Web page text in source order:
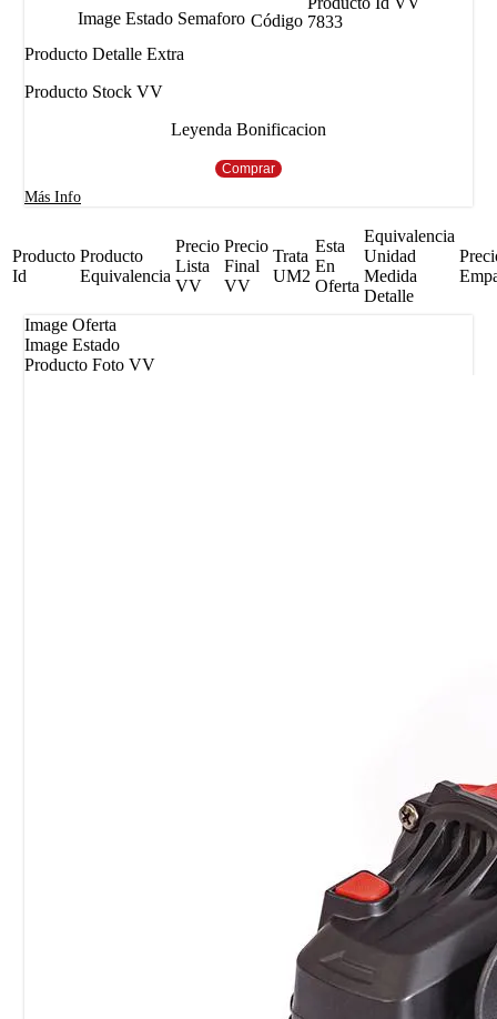
Image Estado Semaforo Código 7833
Producto Detalle Extra
Producto Stock VV
Leyenda Bonificacion
Comprar
Más Info
Producto
Id
Producto
Equivalencia
Precio
Lista
VV
Precio
Final
VV
Trata
UM2
Esta
En
Oferta
Equivalencia
Unidad
Medida
Detalle
Image Oferta
Image Estado
Producto Foto VV